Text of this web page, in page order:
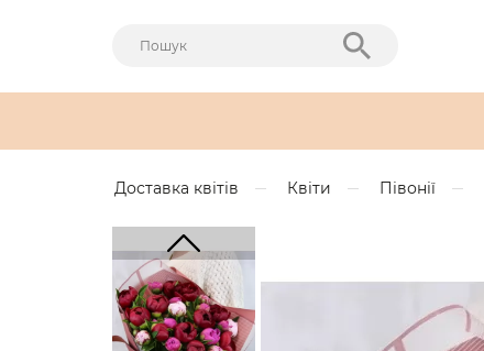
Доставка квітів Квіти Півонії